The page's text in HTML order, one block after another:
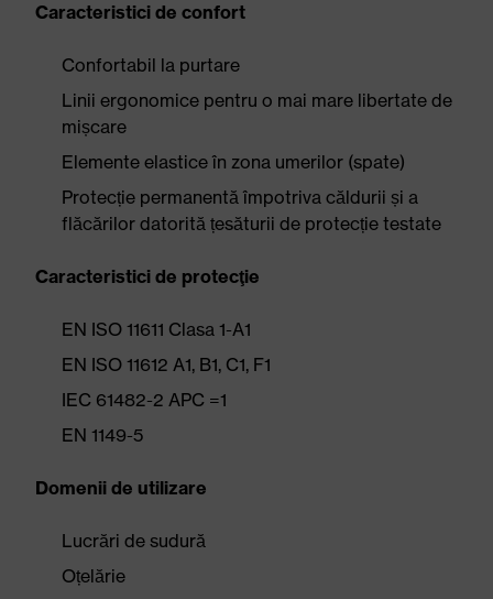
Caracteristici de confort
Confortabil la purtare
Linii ergonomice pentru o mai mare libertate de
mișcare
Elemente elastice în zona umerilor (spate)
Protecție permanentă împotriva căldurii și a
flăcărilor datorită țesăturii de protecție testate
Caracteristici de protecţie
EN ISO 11611 Clasa 1-A1
EN ISO 11612 A1, B1, C1, F1
IEC 61482-2 APC =1
EN 1149-5
Domenii de utilizare
Lucrări de sudură
Oțelărie